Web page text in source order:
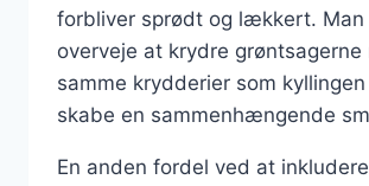
forbliver sprødt og lækkert. Man
overveje at krydre grøntsagerne
samme krydderier som
skabe en sammenhængende
En anden fordel ved at inkludere